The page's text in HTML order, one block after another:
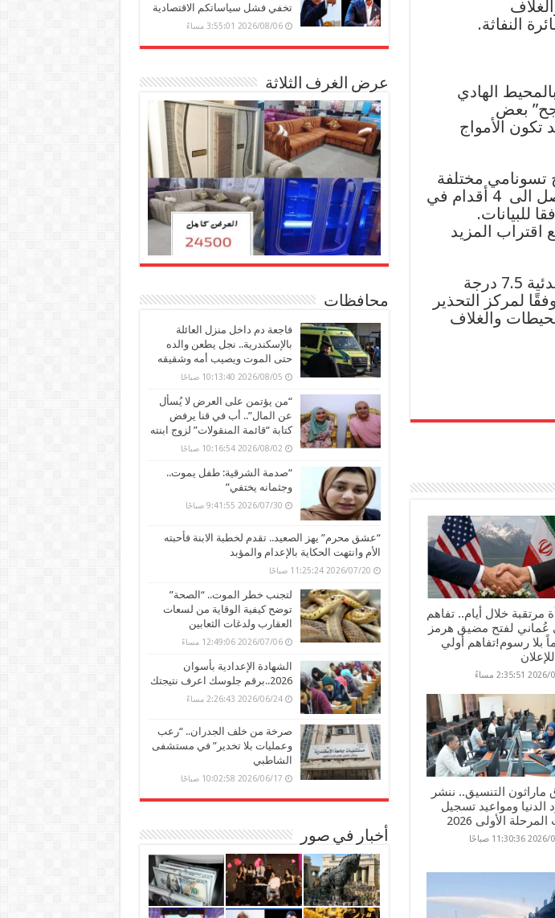
النفاثة.
الهادي
بعض
تكون الأمواج
تسونامي مختلفة
تماما عن الأمواج الطبيعية، حيث سجلت الأمواج ارتفاع يصل الى 4 أقدام في
للبيانات.
المزيد
وصدر تحذير من تسونامي لولاية هاواي بعد زلزال بقوة مبدئية 7.5 درجة
لمركز التحذير
والغلاف
مرتقبة خلال أيام.. تفاهم
عُماني لفتح مضيق هرمز
بلا رسوم!تفاهم أولي
2:35:51 مساءً
ماراثون التنسيق.. ننشر
الدنيا ومواعيد تسجيل
الأولى 2026
11:30:36 صباحًا
تخفي فشل سياساتكم الاقتصادية
2026/08/06 3:55:01 مساءً
عرض الغرف الثلاثة
محافظات
فاجعة دم داخل منزل العائلة
بالإسكندرية.. نجل يطعن والده
حتى الموت ويصيب أمه وشقيقه
2026/08/05 10:13:40 صباحًا
“من يؤتمن على العرض لا يُسأل
عن المال”.. أب في قنا يرفض
كتابة “قائمة المنقولات” لزوج ابنته
2026/08/02 10:16:54 صباحًا
“صدمة الشرقية: طفل يموت..
وجثمانه يختفي”
2026/07/30 9:41:55 صباحًا
“عشق محرم” يهز الصعيد.. تقدم لخطبة الابنة فأحبته
الأم وانتهت الحكاية بالإعدام والمؤبد
2026/07/20 11:25:24 صباحًا
لتجنب خطر الموت.. “الصحة”
توضح كيفية الوقاية من لسعات
العقارب ولدغات الثعابين
2026/07/06 12:49:06 مساءً
الشهادة الإعدادية بأسوان
2026..برقم جلوسك اعرف نتيجتك
2026/06/24 2:26:43 مساءً
صرخة من خلف الجدران.. “رعب
وعمليات بلا تخدير” في مستشفى
الشاطبي
2026/06/17 10:02:58 صباحًا
أخبار في صور